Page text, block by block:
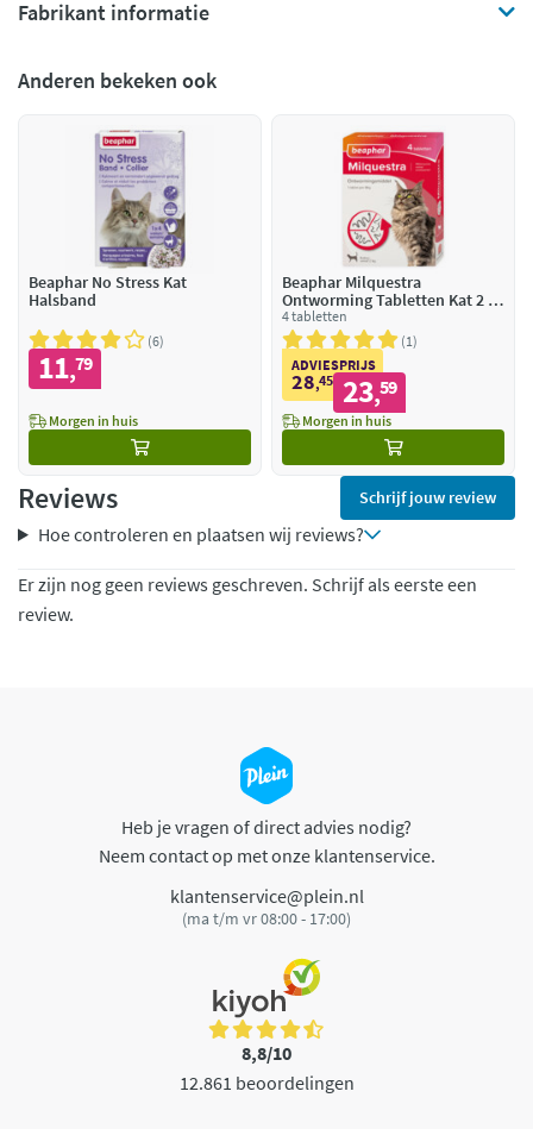
Fabrikant informatie
Anderen bekeken ook
Beaphar No Stress Kat
Halsband
6
11,79
Morgen in huis
Beaphar Milquestra
Ontworming Tabletten Kat 2 -
12 kg
4 tabletten
1
ADVIESPRIJS
28,45 23,59
Morgen in huis
Reviews Schrijf jouw review
Hoe controleren en plaatsen wij reviews?
Er zijn nog geen reviews geschreven. Schrijf als eerste een
review.
Heb je vragen of direct advies nodig?
Neem contact op met onze klantenservice.
klantenservice@plein.nl
(ma t/m vr 08:00 - 17:00)
8,8/10
12.861 beoordelingen